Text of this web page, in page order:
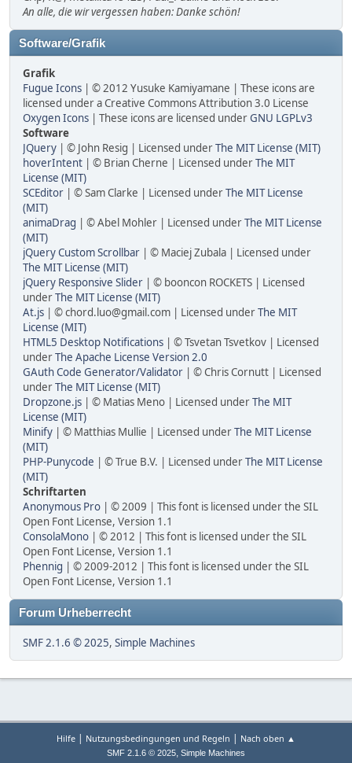
An alle, die wir vergessen haben: Danke schön!
Software/Grafik
Grafik
Fugue Icons | © 2012 Yusuke Kamiyamane | These icons are
licensed under a Creative Commons Attribution 3.0 License
Oxygen Icons | These icons are licensed underGNU LGPLv3
Software
JQuery | © John Resig | Licensed underThe MIT License (MIT)
hoverIntent | © Brian Cherne | Licensed underThe MIT
License (MIT)
SCEditor | © Sam Clarke | Licensed underThe MIT License
(MIT)
animaDrag | © Abel Mohler | Licensed underThe MIT License
(MIT)
jQuery Custom Scrollbar | © Maciej Zubala | Licensed under
The MIT License (MIT)
jQuery Responsive Slider | © booncon ROCKETS | Licensed
underThe MIT License (MIT)
At.js | © chord.luo@gmail.com | Licensed underThe MIT
License (MIT)
HTML5 Desktop Notifications | © Tsvetan Tsvetkov | Licensed
underThe Apache License Version 2.0
GAuth Code Generator/Validator | © Chris Cornutt | Licensed
underThe MIT License (MIT)
Dropzone.js | © Matias Meno | Licensed underThe MIT
License (MIT)
Minify | © Matthias Mullie | Licensed underThe MIT License
(MIT)
PHP-Punycode | © True B.V. | Licensed underThe MIT License
(MIT)
Schriftarten
Anonymous Pro | © 2009 | This font is licensed under the SIL
Open Font License, Version 1.1
ConsolaMono | © 2012 | This font is licensed under the SIL
Open Font License, Version 1.1
Phennig | © 2009-2012 | This font is licensed under the SIL
Open Font License, Version 1.1
Forum Urheberrecht
SMF 2.1.6 © 2025, Simple Machines
Hilfe | Nutzungsbedingungen und Regeln | Nach oben ▲
SMF 2.1.6 © 2025, Simple Machines